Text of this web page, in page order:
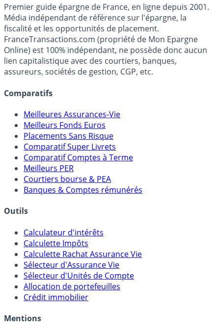
Premier guide épargne de France, en ligne depuis 2001.
Média indépendant de référence sur l'épargne, la
fiscalité et les opportunités de placement.
FranceTransactions.com (propriété de Mon Epargne
Online) est 100% indépendant, ne possède donc aucun
lien capitalistique avec des courtiers, banques,
assureurs, sociétés de gestion, CGP, etc.
Comparatifs
Meilleures Assurances-Vie
Meilleurs Fonds Euros
Placements Sans Risque
Comparatif Super Livrets
Comparatif Comptes à Terme
Meilleurs PER
Courtiers bourse & PEA
Banques & Comptes rémunérés
Outils
Calculateur d'intérêts
Calculette Impôts
Calculette Rachat Assurance Vie
Sélecteur d'Assurance Vie
Sélecteur d'Unités de Compte
Allocation de portefeuilles
Crédit immobilier
Mentions